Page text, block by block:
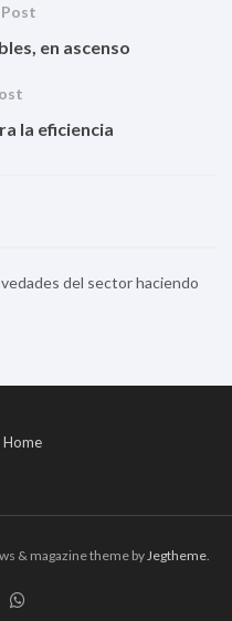
en ascenso
la eficiencia
del sector haciendo
Home
& magazine theme by Jegtheme